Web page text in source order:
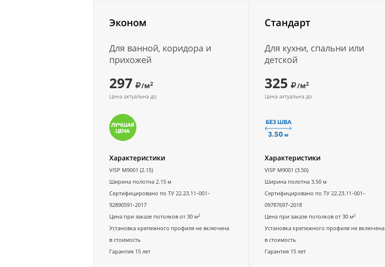
Эконом
Для ванной, коридора и
прихожей
297 /м2
Цена актуальна до
Характеристики
VISP M9001 (2.15)
Ширина полотна 2.15 м
Сертифицировано по ТУ 22.23.11-001-
92890591-2017
Цена при заказе потолков от 30 м2
Установка крепежного профиля не включена
в стоимость
Гарантия 15 лет
Стандарт
Для кухни, спальни или
детской
325 /м2
Цена актуальна до
Характеристики
VISP M9001 (3.50)
Ширина полотна 3.50 м
Сертифицировано по ТУ 22.23.11-001-
09787697-2018
Цена при заказе потолков от 30 м2
Установка крепежного профиля не включена
в стоимость
Гарантия 15 лет